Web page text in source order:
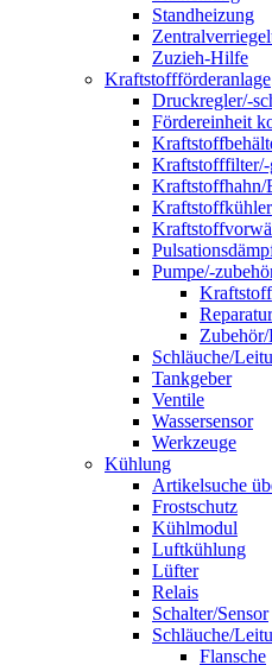
Standheizung
Zuzieh-Hilfe
Kraftstoffförderanlage
Druckregler/-
Fördereinheit
Kraftstofffilter/-
Kraftstoffhahn/
Kraftstoffkühler
Pumpe/-
Reparatur
Schläuche/
Tankgeber
Ventile
Wassersensor
Werkzeuge
Kühlung
Artikelsuche
Frostschutz
Kühlmodul
Luftkühlung
Lüfter
Relais
Schalter/Sensor
Schläuche/
Flansche